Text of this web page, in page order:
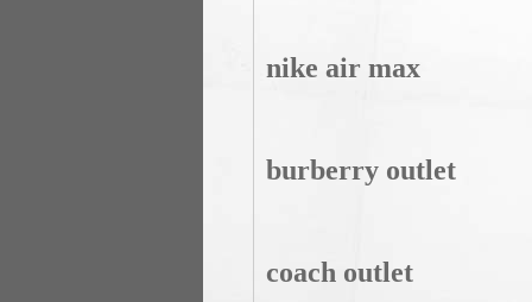
nike air max
burberry outlet
coach outlet